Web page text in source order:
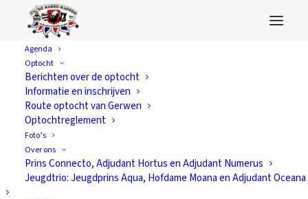
Agenda
Optocht
Berichten over de optocht
Informatie en inschrijven
Route optocht van Gerwen
Optochtreglement
Foto’s
Over ons
Prins Connecto, Adjudant Hortus en Adjudant Numerus
Jeugdtrio: Jeugdprins Aqua, Hofdame Moana en Adjudant Oceana